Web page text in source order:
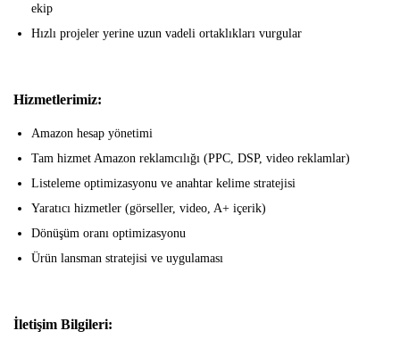
ekip
Hızlı projeler yerine uzun vadeli ortaklıkları vurgular
Hizmetlerimiz:
Amazon hesap yönetimi
Tam hizmet Amazon reklamcılığı (PPC, DSP, video reklamlar)
Listeleme optimizasyonu ve anahtar kelime stratejisi
Yaratıcı hizmetler (görseller, video, A+ içerik)
Dönüşüm oranı optimizasyonu
Ürün lansman stratejisi ve uygulaması
İletişim Bilgileri: